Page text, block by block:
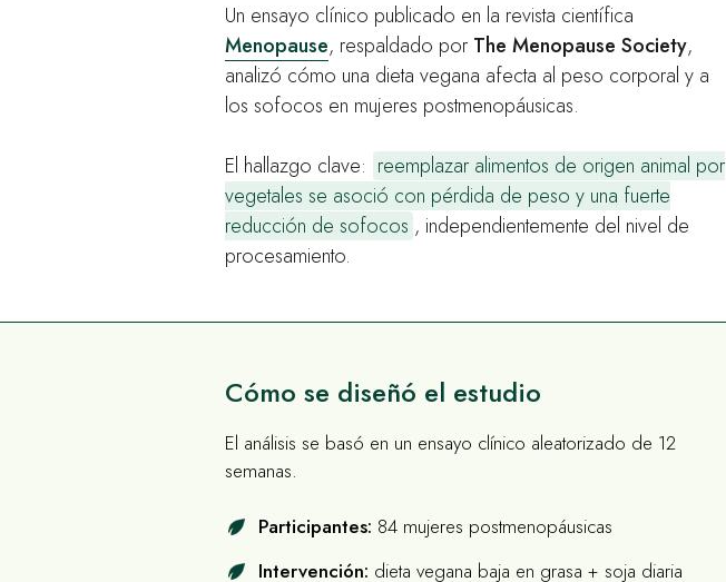
Un ensayo clínico publicado en la revista científica
Menopause, respaldado por The Menopause Society,
analizó cómo una dieta vegana afecta al peso corporal y a
los sofocos en mujeres postmenopáusicas.
El hallazgo clave: reemplazar alimentos de origen animal por
vegetales se asoció con pérdida de peso y una fuerte
reducción de sofocos , independientemente del nivel de
procesamiento.
Cómo se diseñó el estudio
El análisis se basó en un ensayo clínico aleatorizado de 12
semanas.
Participantes: 84 mujeres postmenopáusicas
Intervención: dieta vegana baja en grasa + soja diaria